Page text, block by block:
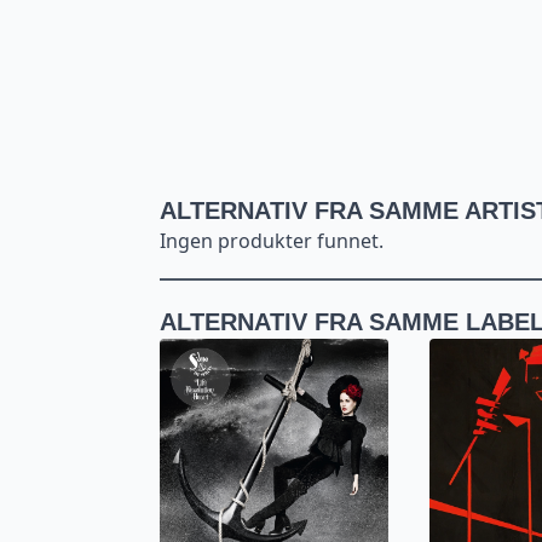
ALTERNATIV FRA SAMME
Ingen produkter funnet.
ALTERNATIV FRA SAMME